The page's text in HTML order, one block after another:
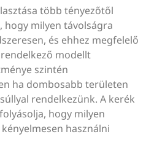
több tényezőtől
milyen távolságra
és ehhez megfelelő
modellt
szintén
ha dombosabb területen
rendelkezünk. A kerék
hogy milyen
használni